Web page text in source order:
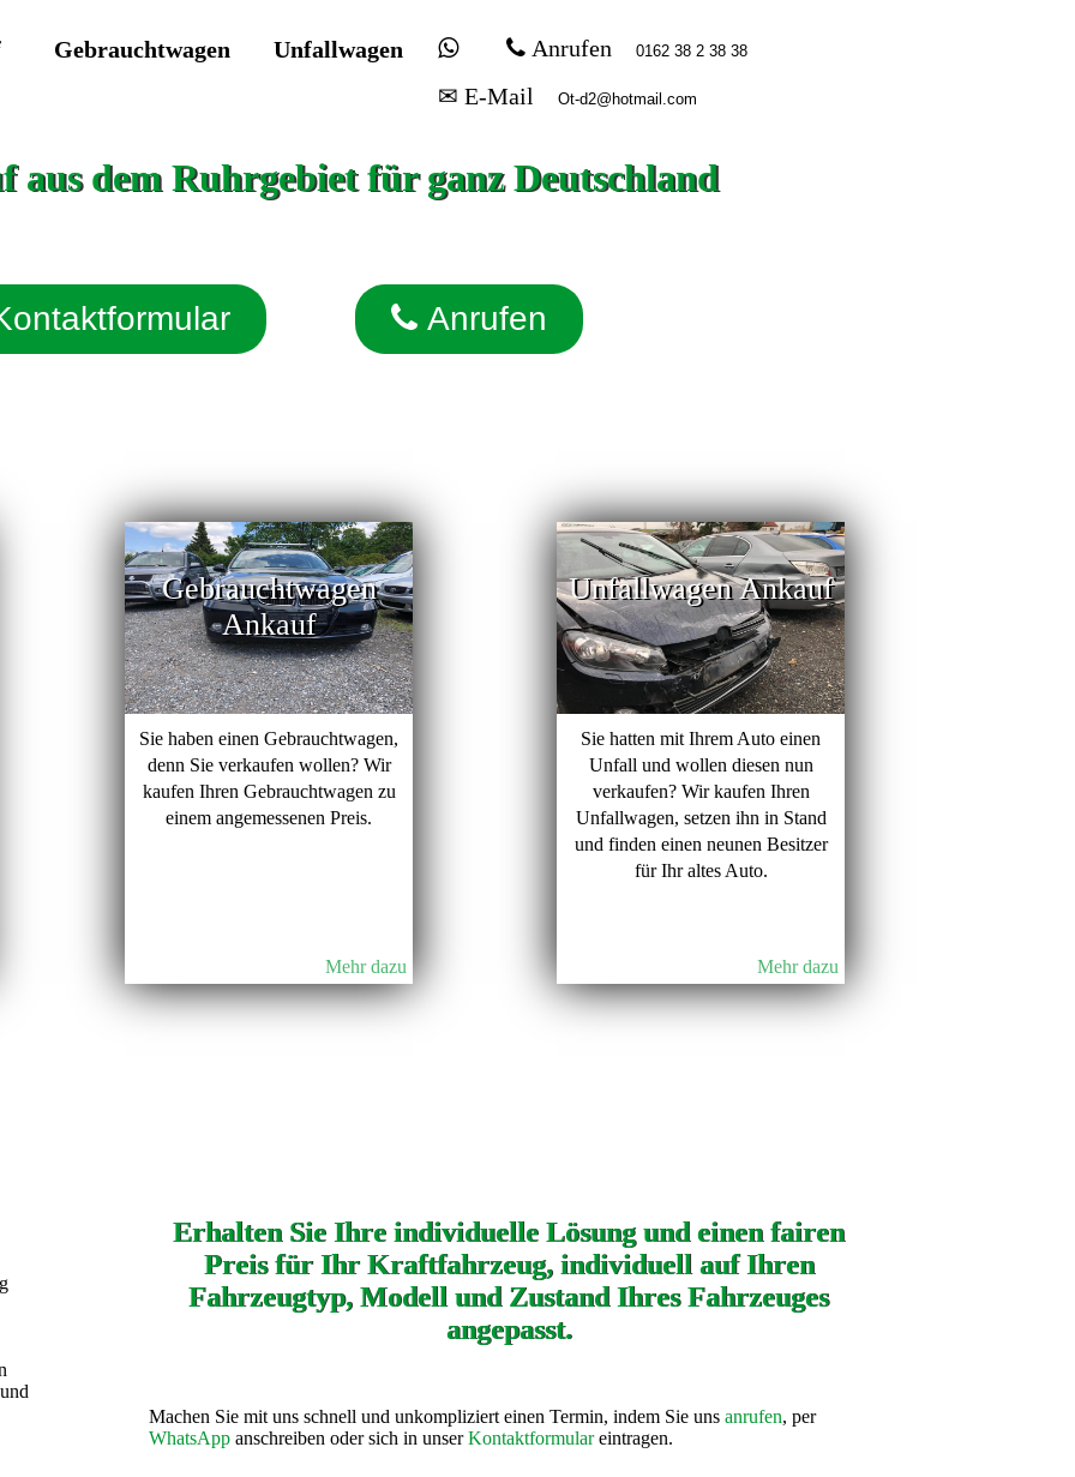
Gebrauchtwagen Unfallwagen
Anrufen
✉ E-Mail
aus dem Ruhrgebiet für ganz Deutschland
Anrufen
Gebrauchtwagen
Ankauf
Sie haben einen Gebrauchtwagen,
denn Sie verkaufen wollen? Wir
kaufen Ihren Gebrauchtwagen zu
einem angemessenen Preis.
Mehr dazu
Unfallwagen Ankauf
Sie hatten mit Ihrem Auto einen
Unfall und wollen diesen nun
verkaufen? Wir kaufen Ihren
Unfallwagen, setzen ihn in Stand
und finden einen neunen Besitzer
für Ihr altes Auto.
Mehr dazu
Erhalten Sie Ihre individuelle Lösung und einen fairen
Preis für Ihr Kraftfahrzeug, individuell auf Ihren
Fahrzeugtyp, Modell und Zustand Ihres Fahrzeuges
angepasst.
Machen Sie mit uns schnell und unkompliziert einen Termin, indem Sie uns anrufen, per
WhatsApp anschreiben oder sich in unserKontaktformulareintragen.